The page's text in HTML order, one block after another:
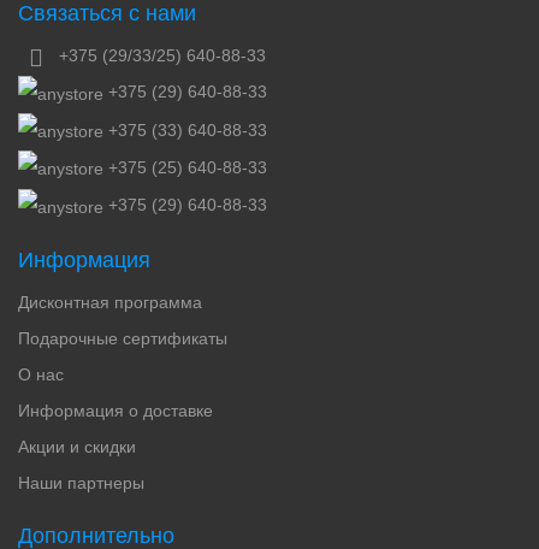
Связаться с нами
+375 (29/33/25) 640-88-33
+375 (29) 640-88-33
+375 (33) 640-88-33
+375 (25) 640-88-33
+375 (29) 640-88-33
Информация
Дисконтная программа
Подарочные сертификаты
О нас
Информация о доставке
Акции и скидки
Наши партнеры
Дополнительно